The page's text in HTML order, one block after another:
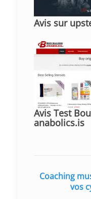
Avis sur
Avis Test
anabolics.is
Coaching
vos